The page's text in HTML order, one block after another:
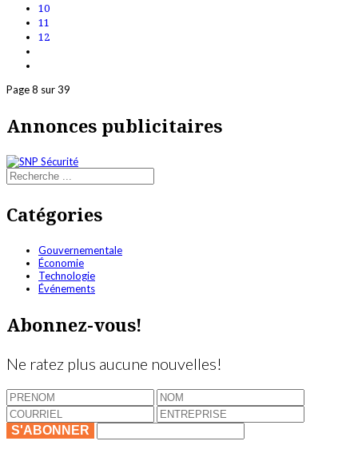
10
11
12
Page 8 sur 39
Annonces publicitaires
Catégories
Gouvernementale
Économie
Technologie
Événements
Abonnez-vous!
Ne ratez plus aucune nouvelles!
S'ABONNER